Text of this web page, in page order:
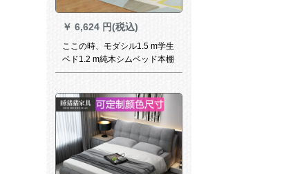
￥ 6,624 円(税込)
ここの時、モダシル1.5 m学生
ベド1.2 m純木シムベッド本棚
付き1.8 mダンベル青少年ベド
m